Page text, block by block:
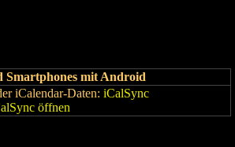
Smartphones mit Android
iCalendar-Daten: iCalSync
öffnen